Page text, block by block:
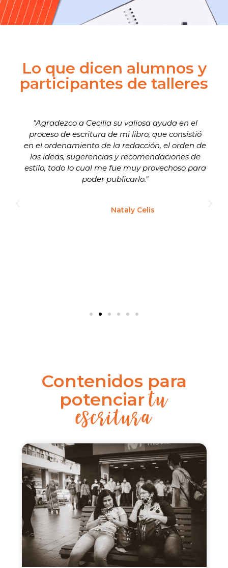
Lo que dicen alumnos y
participantes de talleres
"Agradezco a Cecilia su valiosa ayuda en el
proceso de escritura de mi libro, que consistió
en el ordenamiento de la redacción, el orden de
las ideas, sugerencias y recomendaciones de
estilo, todo lo cual me fue muy provechoso para
poder publicarlo."
Nataly Celis
Contenidos para
potenciartu
escritura